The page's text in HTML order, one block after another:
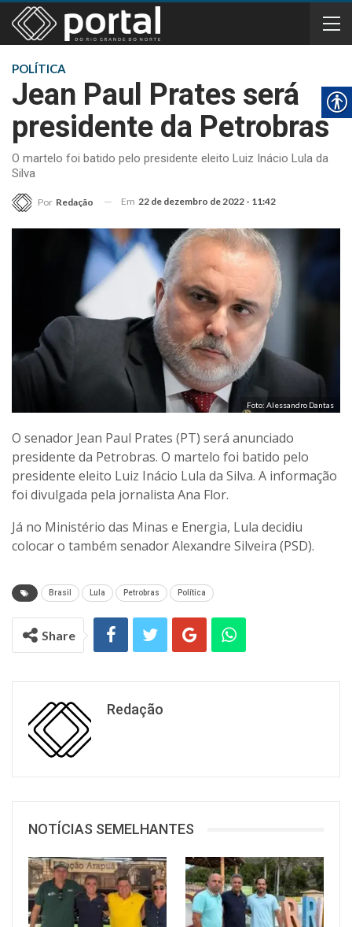
POLÍTICA
Jean Paul Prates será
presidente da Petrobras
O martelo foi batido pelo presidente eleito Luiz Inácio Lula da
Silva
Por Redação Em 22 de dezembro de 2022 - 11:42
Foto: Alessandro Dantas
O senador Jean Paul Prates (PT) será anunciado
presidente da Petrobras. O martelo foi batido pelo
presidente eleito Luiz Inácio Lula da Silva. A informação
foi divulgada pela jornalista Ana Flor.
Já no Ministério das Minas e Energia, Lula decidiu
colocar o também senador Alexandre Silveira (PSD).
Brasil Lula Petrobras Política
Share
Redação
NOTÍCIAS SEMELHANTES